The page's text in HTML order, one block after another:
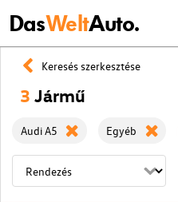
DasWeltAuto.
Keresés szerkesztése
3 Jármű
Audi A5 Egyéb